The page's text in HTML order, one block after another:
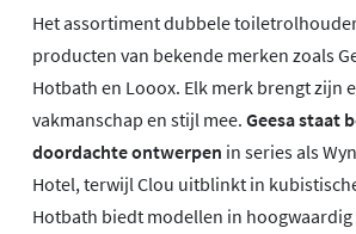
Het assortiment dubbele
producten van bekende merken zoals
Hotbath en Looox. Elk merk brengt zijn
vakmanschap en stijl mee. Geesa staat
doordachte ontwerpen in series als
Hotel, terwijl Clou uitblinkt in
Hotbath biedt modellen in hoogwaardig